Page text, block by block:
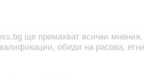
ще премахват всички
обиди на расова,